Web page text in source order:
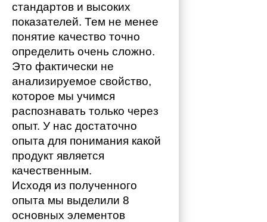
стандартов и высоких
показателей. Тем не менее
понятие качество точно
определить очень сложно.
Это фактически не
анализируемое свойство,
которое мы учимся
распознавать только через
опыт. У нас достаточно
опыта для понимания какой
продукт является
качественным.
Исходя из полученного
опыта мы выделили 8
основных элементов